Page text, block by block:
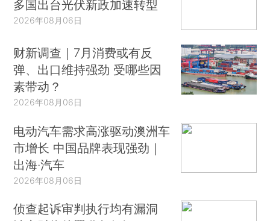
多国出台光伏新政加速转型
2026年08月06日
财新调查｜7月消费或有反
弹、出口维持强劲 受哪些因
素带动？
2026年08月06日
电动汽车需求高涨驱动澳洲车
市增长 中国品牌表现强劲｜
出海·汽车
2026年08月06日
侦查起诉审判执行均有漏洞